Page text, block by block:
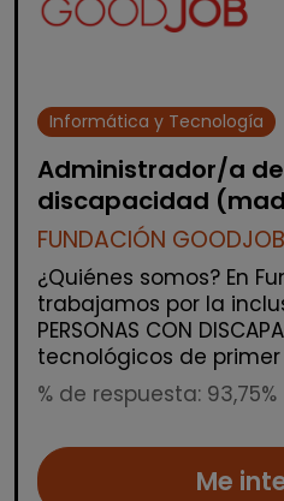
Informática y Tecnología
Administrador/a
discapacidad
FUNDACIÓN GOODJOB
¿Quiénes somos? En
trabajamos por la
PERSONAS CON
tecnológicos de primer
% de respuesta: 93,75%
Me